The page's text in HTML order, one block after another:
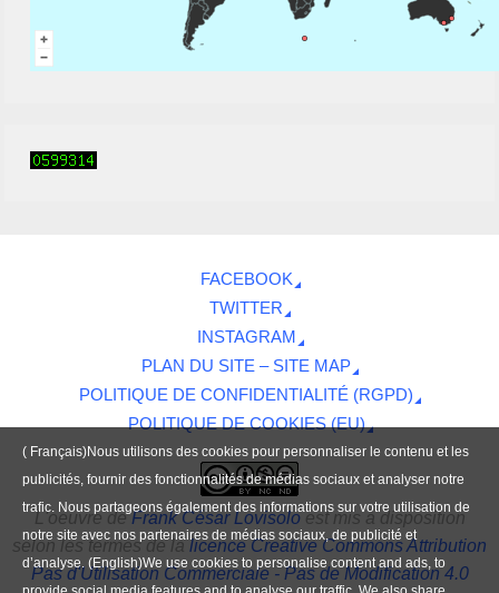
FACEBOOK
TWITTER
INSTAGRAM
PLAN DU SITE – SITE MAP
POLITIQUE DE CONFIDENTIALITÉ (RGPD)
POLITIQUE DE COOKIES (EU)
L'oeuvredeFrank César Lovisoloest mis à disposition
selon les termes de lalicence Creative Commons Attribution
Pas d'Utilisation Commerciale - Pas de Modification 4.0
( Français)Nous utilisons des cookies pour personnaliser le contenu et les
publicités, fournir des fonctionnalités de médias sociaux et analyser notre
trafic. Nous partageons également des informations sur votre utilisation de
notre site avec nos partenaires de médias sociaux, de publicité et
d’analyse. (English)We use cookies to personalise content and ads, to